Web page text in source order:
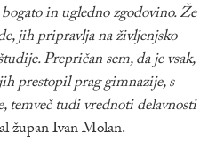
in ugledno zgodovino. Že
jih pripravlja na življenjsko
Prepričan sem, da je vsak,
prestopil prag gimnazije, s
temveč tudi vrednoti delavnosti
župan Ivan Molan.